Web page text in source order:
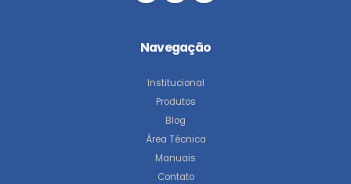
Navegação
Institucional
Produtos
Blog
Área Técnica
Manuais
Contato